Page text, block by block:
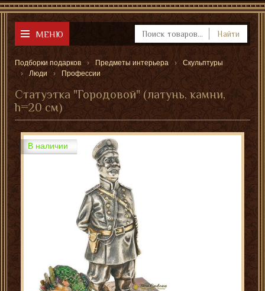
МЕНЮ Найти
Подборки подарков Предметы интерьера
Скульптуры
Люди
Профессии
Статуэтка "Городовой" (латунь, камни,
h=20 см)
В наличии